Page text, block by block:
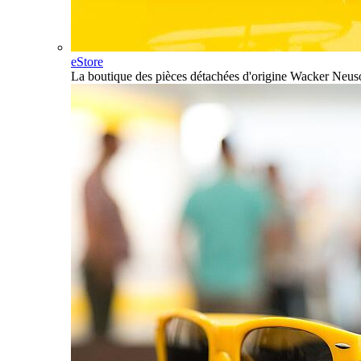
eStore
La boutique des pièces détachées d'origine Wacker